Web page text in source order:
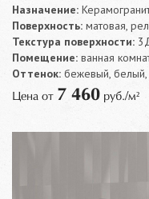
Назначение:
Поверхность: матовая,
Текстура поверхности:
Помещение: ванная
Оттенок: бежевый,
Цена от 7 460 руб./м²